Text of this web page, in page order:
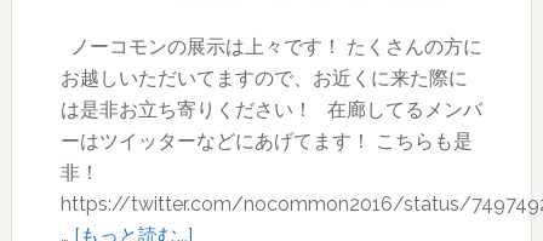
ノーコモンの展示は上々です！ たくさんの方に
お越しいただいてますので、お近くに来た際に
は是非お立ち寄りください！ 在廊してるメンバ
ーはツイッターなどにあげてます！ こちらも是
非！
https://twitter.com/nocommon2016/status/
… [もっと読む...]about